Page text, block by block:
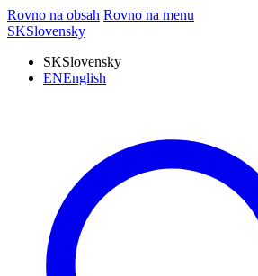
Rovno na obsah Rovno na menu
SKSlovensky
SKSlovensky
ENEnglish